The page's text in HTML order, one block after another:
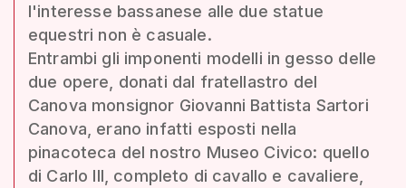
l'interesse bassanese alle due statue
equestri non è casuale.
Entrambi gli imponenti modelli in gesso delle
due opere, donati dal fratellastro del
Canova monsignor Giovanni Battista Sartori
Canova, erano infatti esposti nella
pinacoteca del nostro Museo Civico: quello
di Carlo III, completo di cavallo e cavaliere,